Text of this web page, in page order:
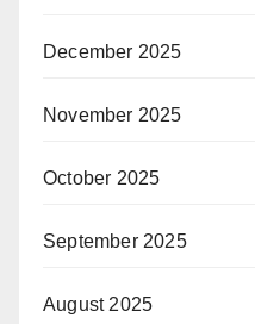
December 2025
November 2025
October 2025
September 2025
August 2025